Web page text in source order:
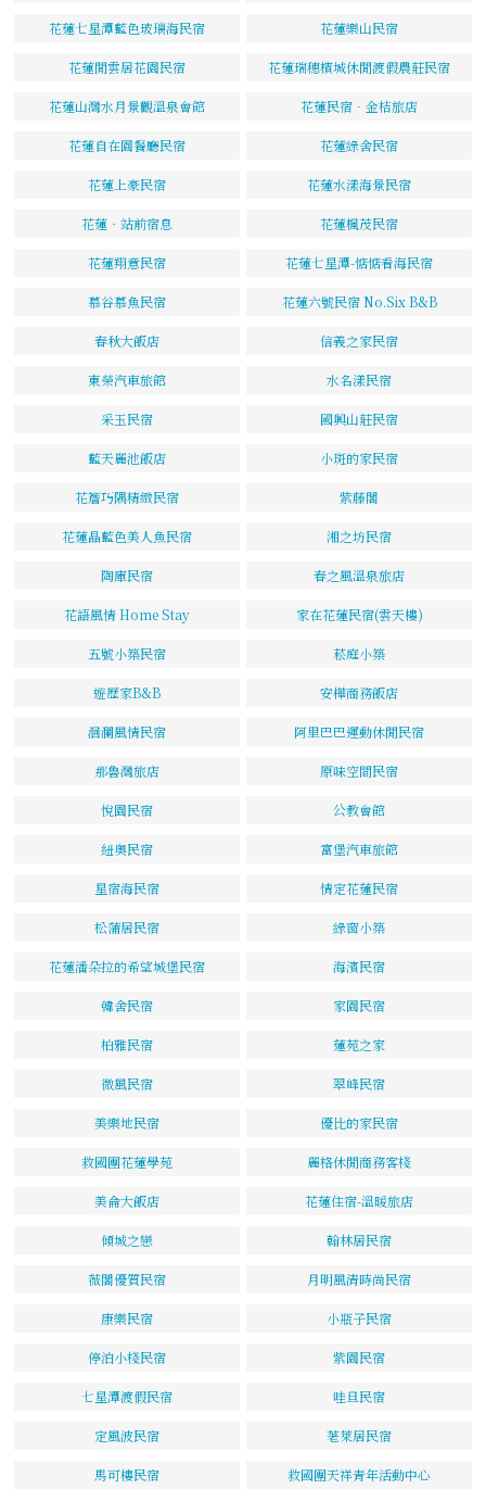
花蓮七星潭藍色玻璃海民宿 花蓮樂山民宿
花蓮閒雲居花園民宿 花蓮瑞穗檳城休閒渡假農莊民宿
花蓮山灣水月景觀溫泉會館 花蓮民宿．金桔旅店
花蓮自在園餐廳民宿 花蓮綠舍民宿
花蓮上豪民宿 花蓮水漾海景民宿
花蓮‧站前宿息 花蓮楓茂民宿
花蓮翔意民宿 花蓮七星潭-惦惦看海民宿
慕谷慕魚民宿 花蓮六號民宿 No.Six B&B
春秋大飯店 信義之家民宿
東榮汽車旅館 水名漾民宿
采玉民宿 國興山莊民宿
藍天麗池飯店 小斑的家民宿
花簷巧隅精緻民宿 紫藤閣
花蓮晶藍色美人魚民宿 湘之坊民宿
陶庫民宿 春之風溫泉旅店
花語風情 Home Stay 家在花蓮民宿(雲天樓)
五號小築民宿 菘庭小築
遊歷家B&B 安樺商務飯店
洄瀾風情民宿 阿里巴巴運動休閒民宿
那魯灣旅店 原味空間民宿
悅園民宿 公教會館
紐奧民宿 富堡汽車旅館
星宿海民宿 情定花蓮民宿
松蒲居民宿 綠窗小築
花蓮潘朵拉的希望城堡民宿 海濱民宿
韓舍民宿 家園民宿
柏雅民宿 蓮苑之家
微風民宿 翠峰民宿
美樂地民宿 優比的家民宿
救國團花蓮學苑 麗格休閒商務客棧
美侖大飯店 花蓮住宿-溫暖旅店
傾城之戀 翰林居民宿
薇閣優質民宿 月明風清時尚民宿
康樂民宿 小瓶子民宿
停泊小棧民宿 紫園民宿
七星潭渡假民宿 哇旦民宿
定風波民宿 荖萊居民宿
馬可樓民宿 救國團天祥青年活動中心